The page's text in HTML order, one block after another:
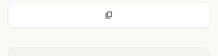
content_copy